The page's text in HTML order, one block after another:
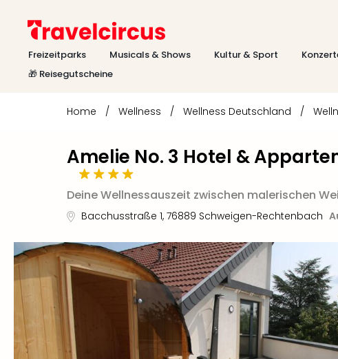
Freizeitparks Musicals & Shows Kultur & Sport
🎁 Reisegutscheine
Home / Wellness / Wellness Deutschland /
Amelie No. 3 Hotel &
Deine Wellnessauszeit zwischen malerischen
Bacchusstraße 1, 76889 Schweigen-Rechtenbach